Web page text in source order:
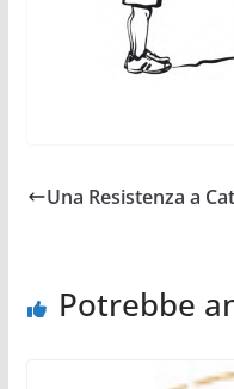
Una Resistenza a
Potrebbe